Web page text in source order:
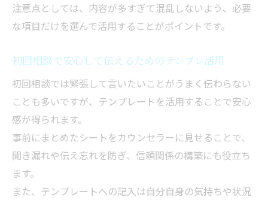
注意点としては、内容が多すぎて混乱しないよう、必要
な項目だけを選んで活用することがポイントです。
初回相談で安心して伝えるためのテンプレ活用
初回相談では緊張して言いたいことがうまく伝わらない
ことも多いですが、テンプレートを活用することで安心
感が得られます。
事前にまとめたシートをカウンセラーに見せることで、
聞き漏れや伝え忘れを防ぎ、信頼関係の構築にも役立ち
ます。
また、テンプレートへの記入は自分自身の気持ちや状況